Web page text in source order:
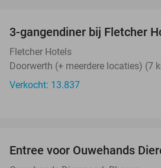
3-gangendiner bij Fletcher
Fletcher Hotels
Doorwerth (+ meerdere locaties) (7
Verkocht: 13.837
Entree voor Ouwehands